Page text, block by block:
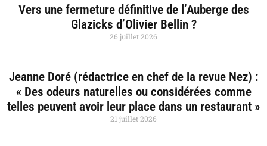
Vers une fermeture définitive de l’Auberge des
Glazicks d’Olivier Bellin ?
26 juillet 2026
Jeanne Doré (rédactrice en chef de la revue Nez) :
« Des odeurs naturelles ou considérées comme
telles peuvent avoir leur place dans un restaurant »
21 juillet 2026